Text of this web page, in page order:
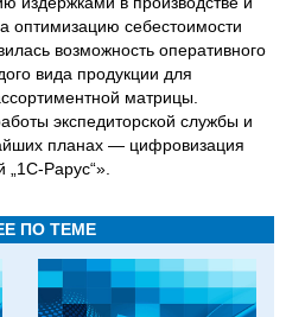
оптимизацию себестоимости
возможность оперативного
вида продукции для
матрицы.
экспедиторской службы и
планах — цифровизация
„1С-Рарус“».
ПО ТЕМЕ